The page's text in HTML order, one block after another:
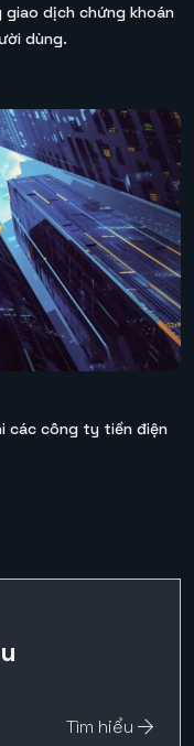
dịch chứng khoán
dùng.
các công ty tiền điện
Tìm hiểu